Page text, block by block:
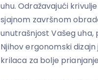
uhu. Odražavajući
sjajnom završnom
unutrašnjost Vašeg uha,
Njihov ergonomski
krilaca za bolje